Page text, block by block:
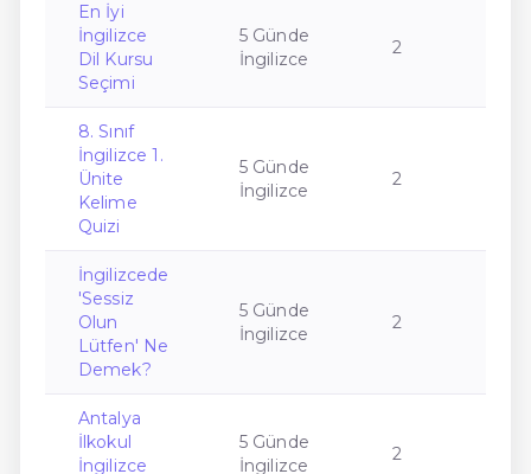
En İyi
İngilizce
Dil Kursu
Seçimi
5 Günde
İngilizce
2
8. Sınıf
İngilizce 1.
Ünite
Kelime
Quizi
5 Günde
İngilizce
2
İngilizcede
'Sessiz
Olun
Lütfen' Ne
Demek?
5 Günde
İngilizce
2
Antalya
İlkokul
İngilizce
5 Günde
İngilizce
2